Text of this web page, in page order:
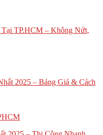
TP.HCM – Không Nứt,
2025 – Bảng Giá & Cách